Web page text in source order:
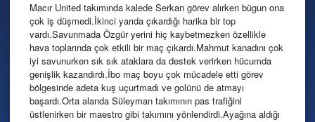
Macır United takımında kalede Serkan görev alırken bügun ona
çok iş düşmedi.İkinci yarıda çıkardığı harika bir top
vardı.Savunmada Özgür yerini hiç kaybetmezken özellikle
hava toplarında çok etkili bir maç çıkardı.Mahmut kanadını çok
iyi savunurken sık sık ataklara da destek verirken hücumda
genişlik kazandırdı.İbo maç boyu çok mücadele etti görev
bölgesinde adeta kuş uçurtmadı ve golünü de atmayı
başardı.Orta alanda Süleyman takımının pas trafiğini
üstlenirken bir maestro gibi takımını yönlendirdi.Ayağına aldığı